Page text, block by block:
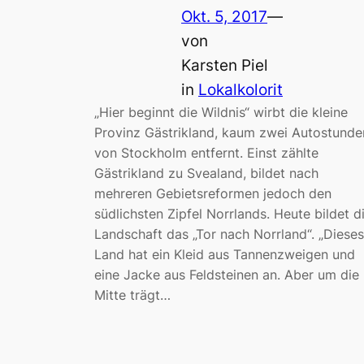
Okt. 5, 2017—
von
Karsten Piel
in Lokalkolorit
„Hier beginnt die Wildnis“ wirbt die kleine
Provinz Gästrikland, kaum zwei
von Stockholm entfernt. Einst zählte
Gästrikland zu Svealand, bildet nach
mehreren Gebietsreformen jedoch den
südlichsten Zipfel Norrlands. Heute bildet
Landschaft das „Tor nach Norrland“. „Dieses
Land hat ein Kleid aus Tannenzweigen und
eine Jacke aus Feldsteinen an. Aber um die
Mitte trägt…